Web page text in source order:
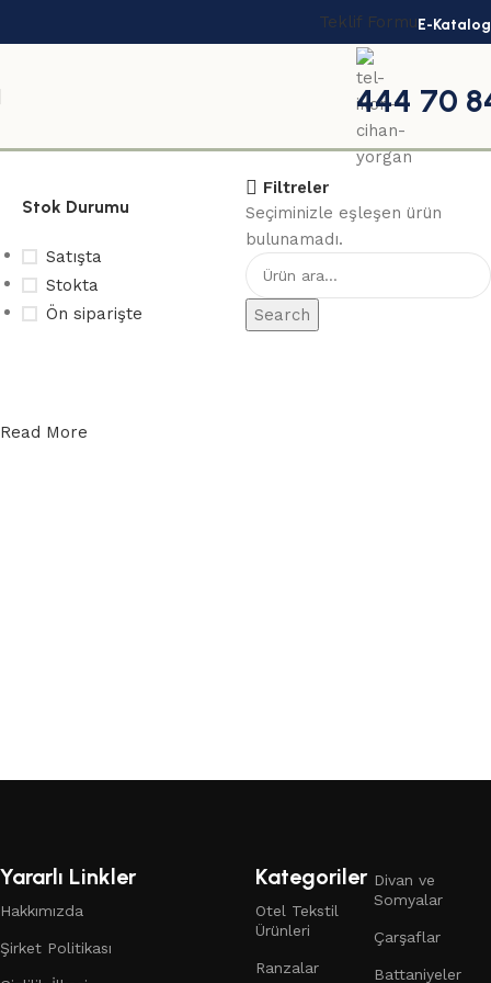
Teklif FormuE-Katalog
444 70
Stok Durumu
Satışta
Stokta
Ön siparişte
siparişleriniz
Filtreler
Seçiminizle eşleşen ürün
bulunamadı.
Search
Read More
Yararlı Linkler
Hakkımızda
Şirket Politikası
Kategoriler
Otel Tekstil
Ürünleri
Ranzalar
Divan ve
Somyalar
Çarşaflar
Battaniyeler